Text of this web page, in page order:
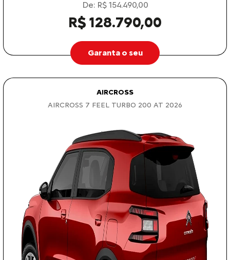
Garanta o seu
AIRCROSS